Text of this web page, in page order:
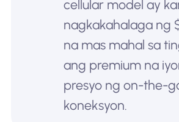
cellular model ay
nagkakahalaga ng
na mas mahal sa
ang premium na
presyo ng on-the-
koneksyon.